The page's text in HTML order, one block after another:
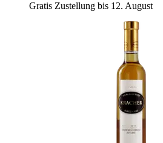
Gratis Zustellung bis 12. August